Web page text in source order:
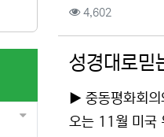
컨텐츠 정보
4,602
성경대로믿
▶ 중동평화회
오는 11월 미국